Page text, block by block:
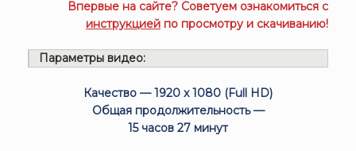
Впервые на сайте? Советуем ознакомиться с
инструкцией по просмотру и скачиванию!
Параметры видео:
Качество — 1920 x 1080 (Full HD)
Общая продолжительность —
15 часов 27 минут